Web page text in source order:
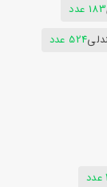
183 عدد
524 عدد